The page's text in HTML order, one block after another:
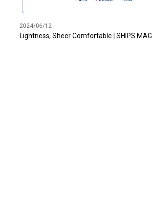
2024/06/12
Lightness, Sheer Comfortable | SHIPS MAG